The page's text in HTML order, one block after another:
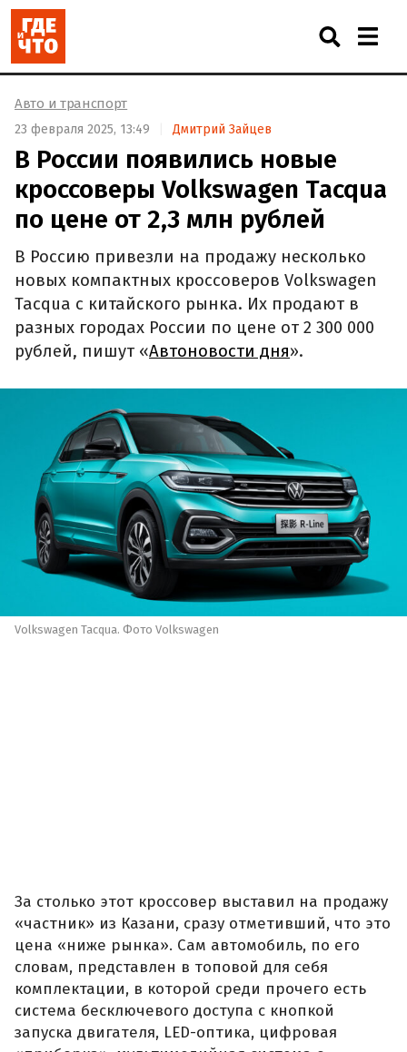
Авто и транспорт
23 февраля 2025, 13:49 Дмитрий Зайцев
В России появились новые
кроссоверы Volkswagen Tacqua
по цене от 2,3 млн рублей
В Россию привезли на продажу несколько
новых компактных кроссоверов Volkswagen
Tacqua с китайского рынка. Их продают в
разных городах России по цене от 2 300 000
рублей, пишут «Автоновости дня».
Volkswagen Tacqua. Фото Volkswagen
За столько этот кроссовер выставил на продажу
«частник» из Казани, сразу отметивший, что это
цена «ниже рынка». Сам автомобиль, по его
словам, представлен в топовой для себя
комплектации, в которой среди прочего есть
система бесключевого доступа с кнопкой
запуска двигателя, LED-оптика, цифровая